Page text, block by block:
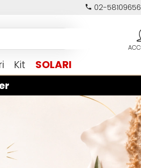
02-58109656
Kit SOLARI